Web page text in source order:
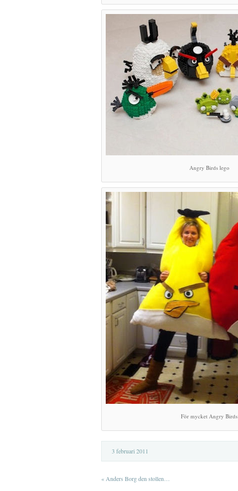
Angry Birds lego
För mycket Angry Birds
3 februari 2011
« Anders Borg den stollen…